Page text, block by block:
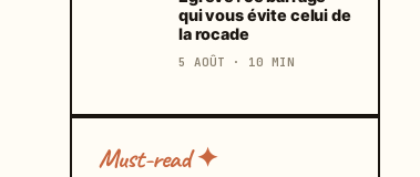
qui vous évite celui de
la rocade
5 AOÛT · 10 MIN
Must-read ✦